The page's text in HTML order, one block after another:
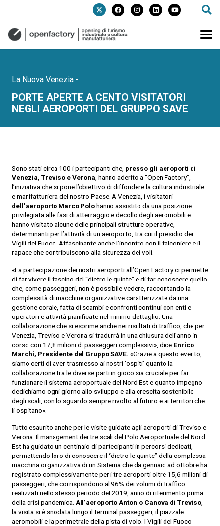
La Nuova Venezia -
PORTE APERTE A CENTO VISITATORI
NEGLI AEROPORTI DEL GRUPPO SAVE
Sono stati circa 100 i partecipanti che, presso gli aeroporti di
Venezia, Treviso e Verona , hanno aderito a “Open Factory”,
l’iniziativa che si pone l’obiettivo di diffondere la cultura industriale
e manifatturiera del nostro Paese. A Venezia, i visitatori
dell’aeroporto Marco Polohanno assistito da una posizione
privilegiata alle fasi di atterraggio e decollo degli aeromobili e
hanno visitato alcune delle principali strutture operative,
determinanti per l’attività di un aeroporto, tra cui il presidio dei
Vigili del Fuoco. Affascinante anche l’incontro con il falconiere e il
rapace che contribuiscono alla sicurezza dei voli.
«La partecipazione dei nostri aeroporti all’Open Factory ci permette
di far vivere il fascino del “dietro le quinte” e di far conoscere quello
che, come passeggeri, non è possibile vedere, raccontando la
complessità di macchine organizzative caratterizzate da una
gestione corale, fatta di scambi e confronti continui con enti e
operatori e attività pianificate nel minimo dettaglio. Una
collaborazione che si esprime anche nei risultati di traffico, che per
Venezia, Treviso e Verona si tradurrà in una chiusura dell’anno in
corso con 17,8 milioni di passeggeri complessivi», dice Enrico
Marchi, Presidente del Gruppo SAVE. «Grazie a questo evento,
siamo certi di aver trasmesso ai nostri ‘ospiti’ quanto la
collaborazione tra le diverse parti in gioco sia cruciale per far
funzionare il sistema aeroportuale del Nord Est e quanto impegno
dedichiamo ogni giorno allo sviluppo e alla crescita sostenibile
degli scali, con lo sguardo sempre rivolto al futuro e ai territori che
li ospitano».
Tutto esaurito anche per le visite guidate agli aeroporti di Treviso e
Verona. Il management dei tre scali del Polo Aeroportuale del Nord
Est ha guidato un centinaio di partecipanti in percorsi dedicati,
permettendo loro di conoscere il “dietro le quinte” della complessa
macchina organizzativa di un Sistema che da gennaio ad ottobre ha
registrato complessivamente per i tre aeroporti oltre 15,6 milioni di
passeggeri, che corrispondono al 96% dei volumi di traffico
realizzati nello stesso periodo del 2019, anno di riferimento prima
della crisi pandemica. All’aeroporto Antonio Canova di Treviso
la visita si è snodata lungo il terminal passeggeri, il piazzale
aeromobili e la perimetrale della pista di volo. I Vigili del Fuoco